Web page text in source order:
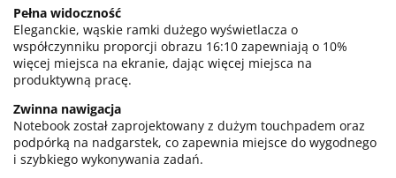
Pełna widoczność
Eleganckie, wąskie ramki dużego wyświetlacza o
współczynniku proporcji obrazu 16:10 zapewniają o 10%
więcej miejsca na ekranie, dając więcej miejsca na
produktywną pracę.
Zwinna nawigacja
Notebook został zaprojektowany z dużym touchpadem oraz
podpórką na nadgarstek, co zapewnia miejsce do wygodnego
i szybkiego wykonywania zadań.